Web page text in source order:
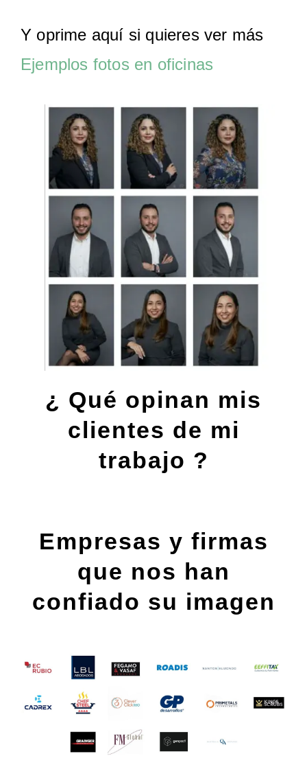
Y oprime aquí si quieres ver más
Ejemplos fotos en oficinas
¿ Qué opinan mis
clientes de mi
trabajo ?
Empresas y firmas
que nos han
confiado su imagen